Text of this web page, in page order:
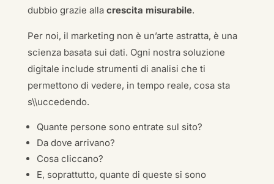
dubbio grazie alla crescita misurabile.
Per noi, il marketing non è un’arte astratta, è una
scienza basata sui dati. Ogni nostra soluzione
digitale include strumenti di analisi che ti
permettono di vedere, in tempo reale, cosa sta
s\\uccedendo.
Quante persone sono entrate sul sito?
Da dove arrivano?
Cosa cliccano?
E, soprattutto, quante di queste si sono